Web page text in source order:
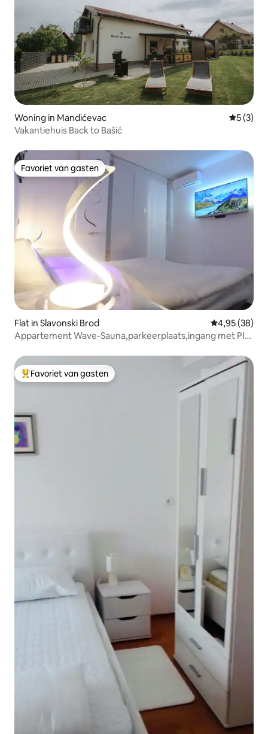
Woning in Mandićevac
5 (3)
Vakantiehuis Back to Bašić
Favoriet van gasten
Favoriet van gasten
Flat in Slavonski Brod Gemiddelde
4,95 (38)
Appartement Wave-Sauna,parkeerplaats,ingang met PIN
Topfavoriet van gasten
Favoriet van gasten